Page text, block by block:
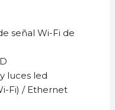
señal Wi-Fi de
luces led
Fi) / Ethernet